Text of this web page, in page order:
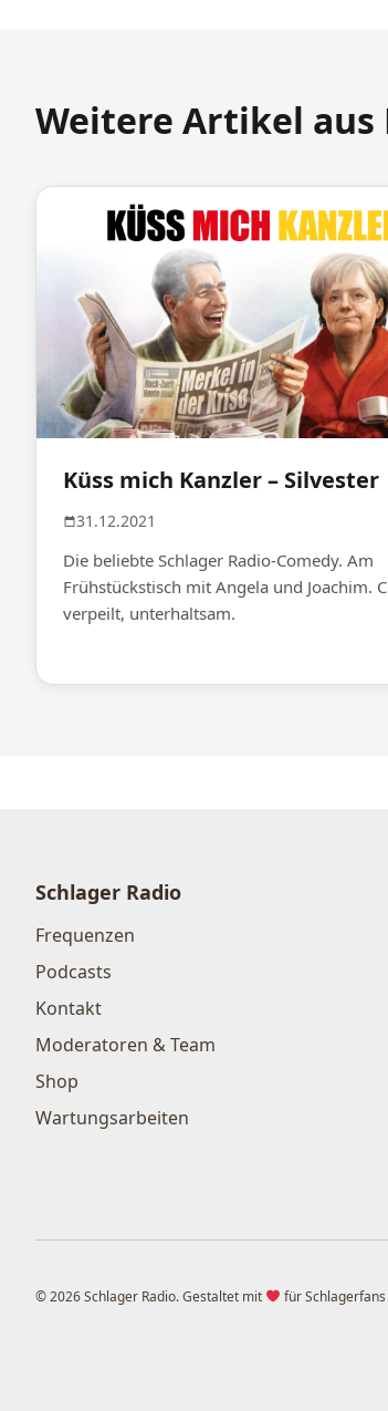
Weitere Artikel aus
Küss mich Kanzler – Silvester
31.12.2021
Die beliebte Schlager Radio-Comedy. Am
Frühstückstisch mit Angela und Joachim.
verpeilt, unterhaltsam.
Schlager Radio
Frequenzen
Podcasts
Kontakt
Moderatoren & Team
Shop
Wartungsarbeiten
© 2026 Schlager Radio. Gestaltet mit für Schlagerfans